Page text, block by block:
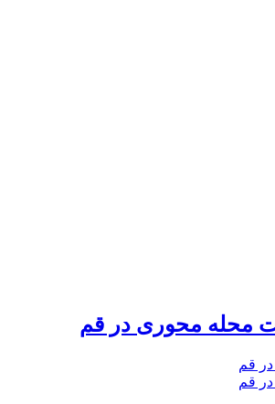
محله محوری در قم